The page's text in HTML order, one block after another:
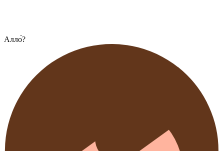
Алло́?